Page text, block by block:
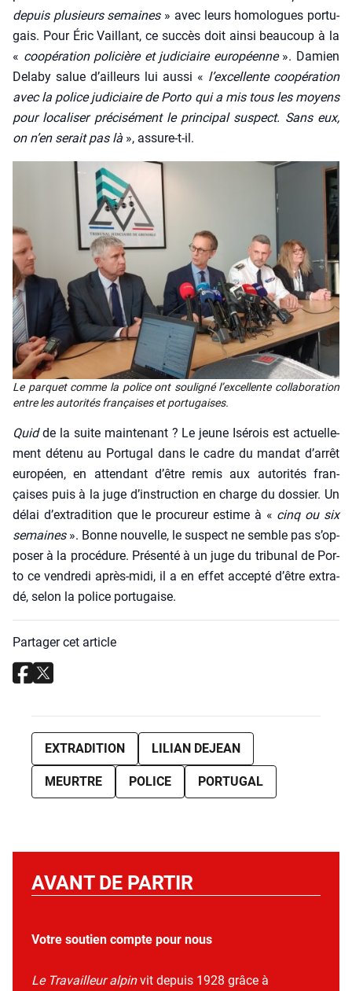
depuis plu­sieurs semaines» avec leurs homo­logues por­tu­
gais. Pour Éric Vaillant, ce suc­cès doit ain­si beau­coup à la
« coopé­ra­tion poli­cière et judi­ciaire euro­péenne». Damien
Dela­by salue d’ailleurs lui aus­si « l’ex­cel­lente coopé­ra­tion
avec la police judi­ciaire de Por­to qui a mis tous les moyens
pour loca­li­ser pré­ci­sé­ment le prin­ci­pal sus­pect. Sans eux,
on n’en serait pas là », assure-t-il.
Le par­quet comme la police ont sou­li­gné l’ex­cel­lente col­la­bo­ra­tion
entre les auto­ri­tés fran­çaises et por­tu­gaises.
Quidde la suite main­te­nant ? Le jeune Isé­rois est actuel­le­
ment déte­nu au Por­tu­gal dans le cadre du man­dat d’ar­rêt
euro­péen, en atten­dant d’être remis aux auto­ri­tés fran­
çaises puis à la juge d’ins­truc­tion en charge du dos­sier. Un
délai d’ex­tra­di­tion que le pro­cu­reur estime à « cinq ou six
semaines». Bonne nou­velle, le sus­pect ne semble pas s’op­
po­ser à la pro­cé­dure. Pré­sen­té à un juge du tri­bu­nal de Por­
to ce ven­dre­di après-midi, il a en effet accep­té d’être extra­
dé, selon la police por­tu­gaise.
Partager cet article
EXTRADITION LILIAN DEJEAN
MEURTRE POLICE PORTUGAL
AVANT DE PARTIR
Votre soutien compte pour nous
Le Travailleur alpinvit depuis 1928 grâce à